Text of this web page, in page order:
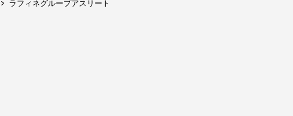
ラフィネグループアスリート